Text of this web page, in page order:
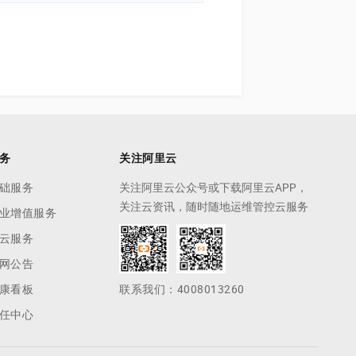
服务
增值服务
服务
公告
看板
中心
关注阿里云
关注阿里云公众号或下载阿里云APP，
关注云资讯，随时随地运维管控云服务
联系我们：4008013260